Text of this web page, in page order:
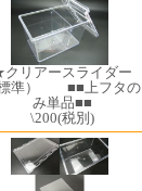
リアースライダー
標準） ■■上フタの
み単品■■
\200(税別)